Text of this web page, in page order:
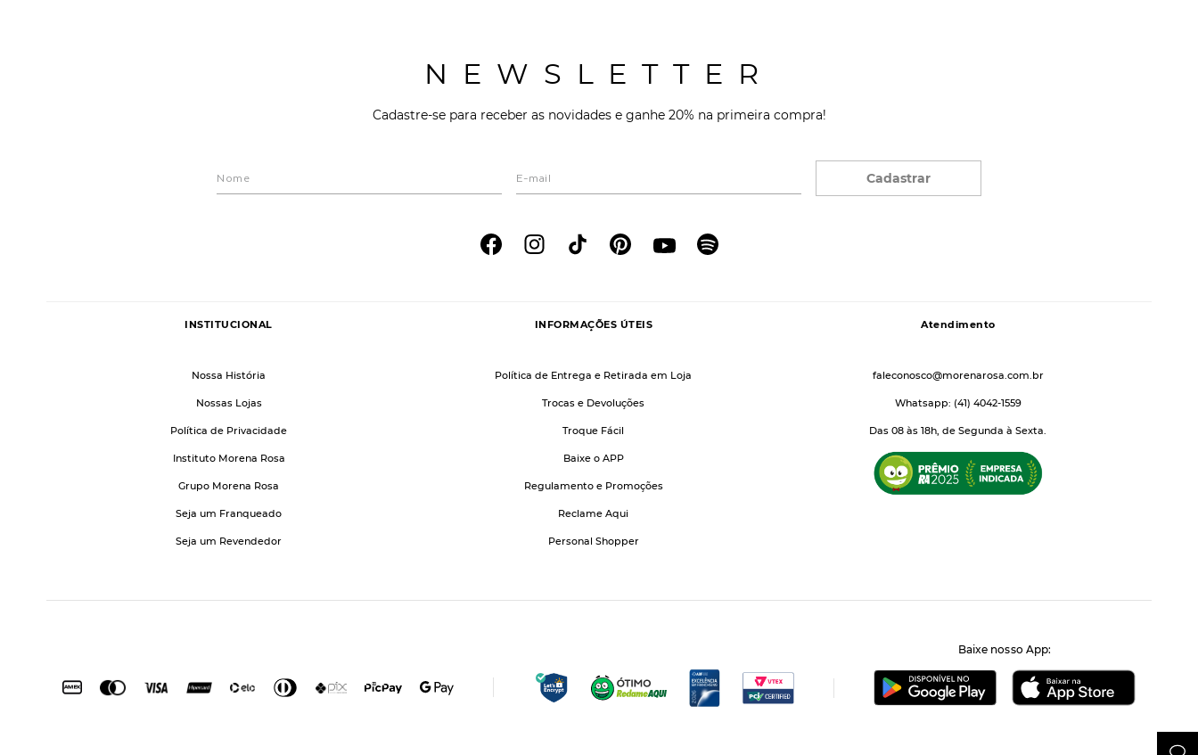
NEWSLETTER
Cadastre-se para receber as novidades e ganhe 20% na primeira compra!
Cadastrar
INSTITUCIONAL
Nossa História
Nossas Lojas
Política de Privacidade
Instituto Morena Rosa
Grupo Morena Rosa
Seja um Franqueado
Seja um Revendedor
INFORMAÇÕES ÚTEIS
Política de Entrega e Retirada em Loja
Trocas e Devoluções
Troque Fácil
Baixe o APP
Regulamento e Promoções
Reclame Aqui
Personal Shopper
Atendimento
faleconosco@morenarosa.com.br
Whatsapp: (41) 4042-1559
Das 08 às 18h, de Segunda à Sexta.
Baixe nosso App: